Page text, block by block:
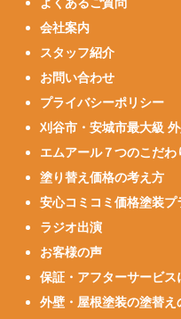
会社案内
スタッフ紹介
お問い合わせ
プライバシーポリシー
刈谷市・安城市最大級
エムアール７つのこだわ
塗り替え価格の考え方
安心コミコミ価格塗装プ
ラジオ出演
お客様の声
保証・アフターサービス
外壁・屋根塗装の塗替え